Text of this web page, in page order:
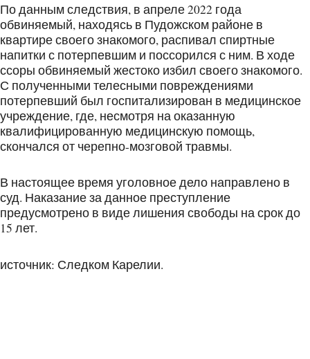
По данным следствия, в апреле 2022 года
обвиняемый, находясь в Пудожском районе в
квартире своего знакомого, распивал спиртные
напитки с потерпевшим и поссорился с ним. В ходе
ссоры обвиняемый жестоко избил своего знакомого.
С полученными телесными повреждениями
потерпевший был госпитализирован в медицинское
учреждение, где, несмотря на оказанную
квалифицированную медицинскую помощь,
скончался от черепно-мозговой травмы.
В настоящее время уголовное дело направлено в
суд. Наказание за данное преступление
предусмотрено в виде лишения свободы на срок до
15 лет.
источник: Следком Карелии.